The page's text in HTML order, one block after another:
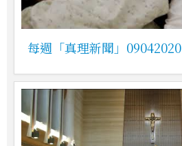
每週「真理新聞」09042020